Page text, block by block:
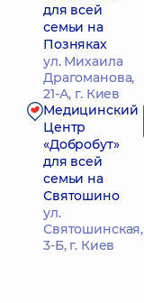
для всей
семьи на
Позняках
ул. Михаила
Драгоманова,
21-А, г. Киев
Медицинский
Центр
«Добробут»
для всей
семьи на
Святошино
ул.
Святошинская,
3-Б, г. Киев